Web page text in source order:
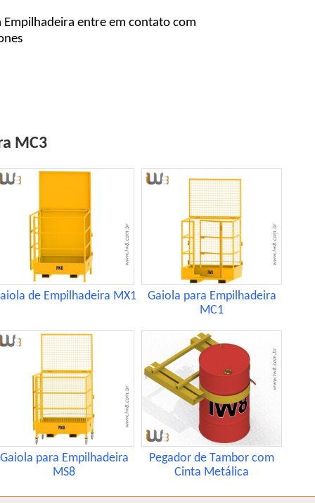
entre em contato com
MC3
de Empilhadeira MX1
Gaiola para Empilhadeira
MC1
Gaiola para Empilhadeira
MS8
Pegador de Tambor com
Cinta Metálica